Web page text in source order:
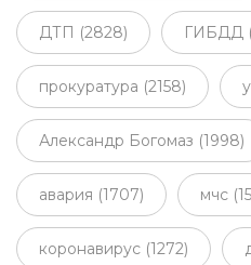
ДТП (2828) ГИБДД
прокуратура (2158)
Александр Богомаз (1998)
авария (1707) мчс
коронавирус (1272)